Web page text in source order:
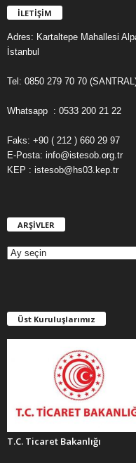
İLETİŞİM
Adres: Kartaltepe Mahallesi
İstanbul
Tel: 0850 279 70 70
Whatsapp : 0533 200 21 22
Faks: +90 ( 212 ) 660 29 97
E-Posta: info@istesob.org.tr
KEP : istesob@hs03.kep.tr
ARŞİVLER
E
R
Üst Kuruluşlarımız
T.C. Ticaret Bakanlığı